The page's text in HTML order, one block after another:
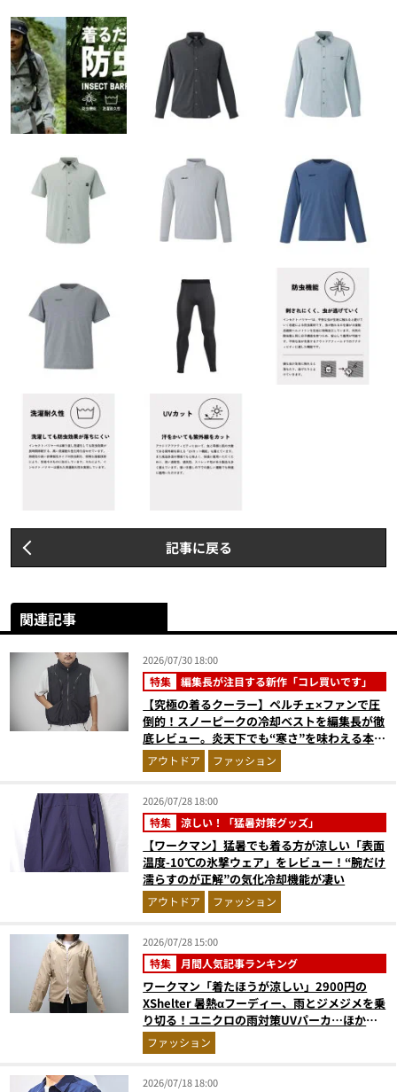
記事に戻る
関連記事
2026/07/30 18:00
特集 編集長が注目する新作「コレ買いです」
【究極の着るクーラー】ペルチェ×ファンで圧
倒的！スノーピークの冷却ベストを編集長が徹
底レビュー。炎天下でも“寒さ”を味わえる本気
のギア『コレ買いです』Vol.172
アウトドア ファッション
2026/07/28 18:00
特集 涼しい！「猛暑対策グッズ」
【ワークマン】猛暑でも着る方が涼しい「表面
温度-10℃の氷撃ウェア」をレビュー！“腕だけ
濡らすのが正解”の気化冷却機能が凄い
アウトドア ファッション
2026/07/28 15:00
特集 月間人気記事ランキング
ワークマン「着たほうが涼しい」2900円の
XShelter 暑熱αフーディー、雨とジメジメを乗
り切る！ユニクロの雨対策UVパーカ…ほか
【アウターの人気記事ランキングベスト3】
（2026年6月版）
ファッション
2026/07/18 18:00